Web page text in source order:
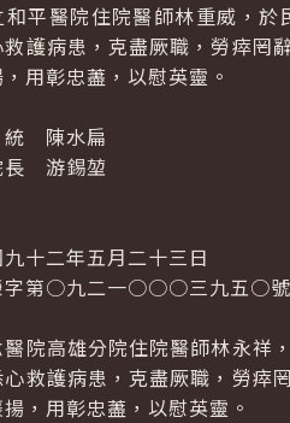
和平醫院住院醫師林重威，
護病患，克盡厥職，勞瘁罔
用彰忠藎，以慰英靈。
水扁
長 游錫堃
十二年五月二十三日
字第○九二一○○○三九五○號
院高雄分院住院醫師林永祥
救護病患，克盡厥職，勞瘁
，用彰忠藎，以慰英靈。